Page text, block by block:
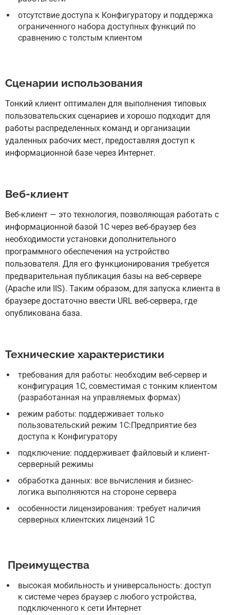
отсутствие доступа к Конфигуратору и поддержка
ограниченного набора доступных функций по
сравнению с толстым клиентом
Сценарии использования
Тонкий клиент оптимален для выполнения типовых
пользовательских сценариев и хорошо подходит для
работы распределенных команд и организации
удаленных рабочих мест, предоставляя доступ к
информационной базе через Интернет.
Веб-клиент
Веб-клиент — это технология, позволяющая работать с
информационной базой 1С через веб-браузер без
необходимости установки дополнительного
программного обеспечения на устройство
пользователя. Для его функционирования требуется
предварительная публикация базы на веб-сервере
(Apache или IIS). Таким образом, для запуска клиента в
браузере достаточно ввести URL веб-сервера, где
опубликована база.
Технические характеристики
требования для работы: необходим веб-сервер и
конфигурация 1С, совместимая с тонким клиентом
(разработанная на управляемых формах)
режим работы: поддерживает только
пользовательский режим 1С:Предприятие без
доступа к Конфигуратору
подключение: поддерживает файловый и клиент-
серверный режимы
обработка данных: все вычисления и бизнес-
логика выполняются на стороне сервера
особенности лицензирования: требует наличия
серверных клиентских лицензий 1С
Преимущества
высокая мобильность и универсальность: доступ
к системе через браузер с любого устройства,
подключенного к сети Интернет